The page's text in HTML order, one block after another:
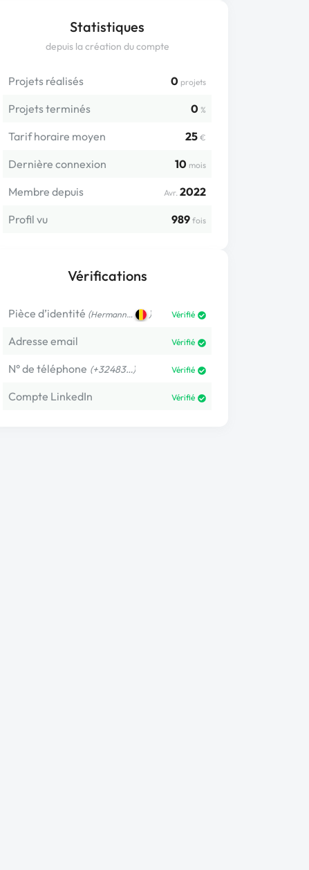
Statistiques
depuis la création du compte
Projets réalisés 0 projets
Projets terminés 0 %
Tarif horaire moyen 25 €
Dernière connexion 10 mois
Membre depuis Avr. 2022
Profil vu
989 fois
Vérifications
Pièce d’identité (Hermann… ) Vérifié
Adresse email Vérifié
N° de téléphone (+32483…) Vérifié
Compte LinkedIn Vérifié